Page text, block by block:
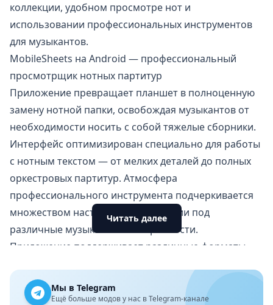
коллекции, удобном просмотре нот и
использовании профессиональных инструментов
для музыкантов.
MobileSheets на Android — профессиональный
просмотрщик нотных партитур
Приложение превращает планшет в полноценную
замену нотной папки, освобождая музыкантов от
необходимости носить с собой тяжелые сборники.
Интерфейс оптимизирован специально для работы
с нотным текстом — от мелких деталей до полных
оркестровых партитур. Атмосфера
профессионального инструмента подчеркивается
множеством настроек для адаптации под
различные музыкальные потребности.
Приложение поддерживает различные форматы
организации библиотеки. Музыканты могут
создавать плейлисты для концертов, добавлять
Читать далее
Мы в Telegram
Ещё больше модов у нас в Telegram-канале